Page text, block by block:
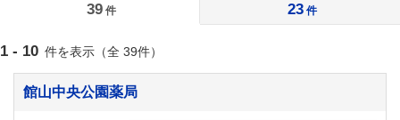
39 件 23 件
1 - 10 件を表示（全 39件）
館山中央公園薬局